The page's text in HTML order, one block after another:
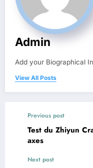
Admin
Add your Biographical
View All Posts
Previous post
Test du Zhiyun
axes
Next post